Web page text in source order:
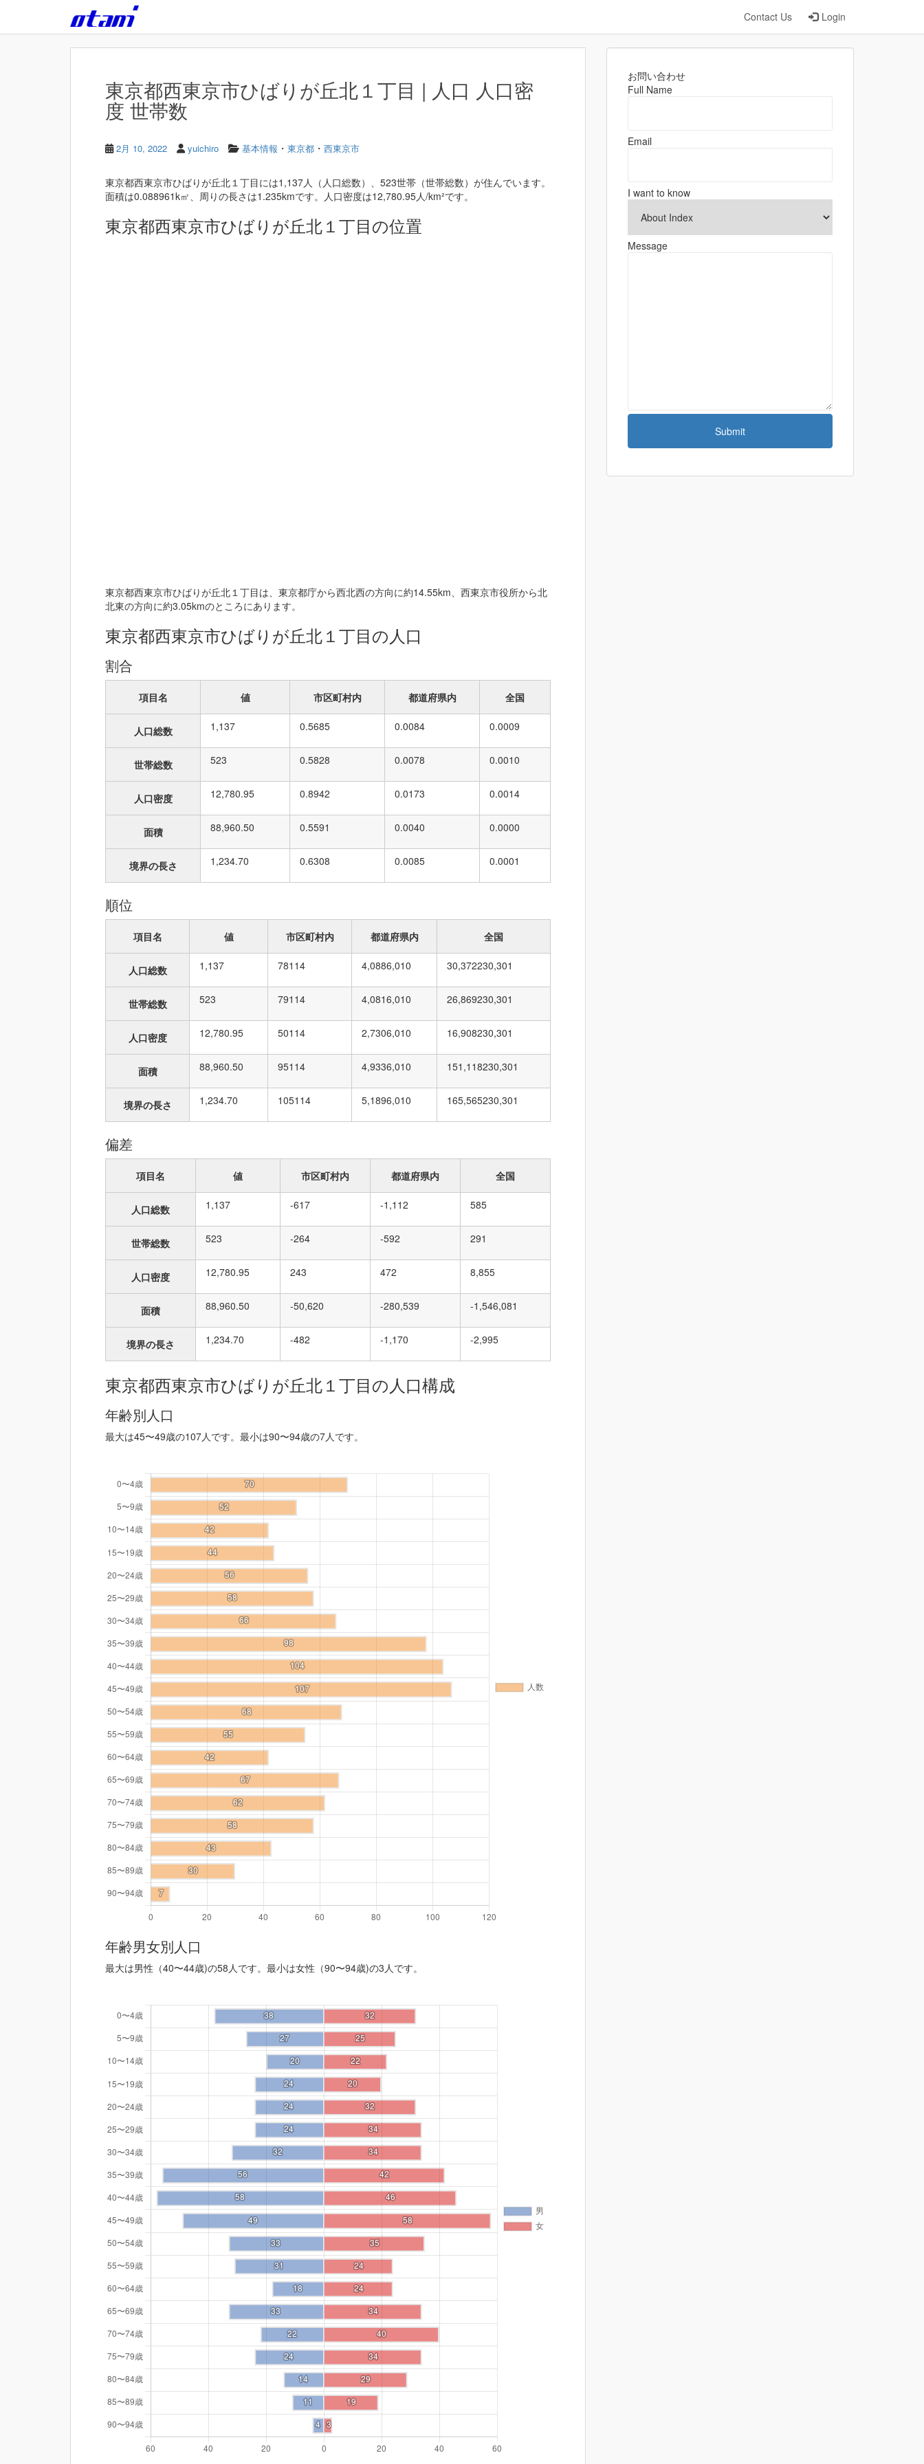
Contact Us Login
東京都西東京市ひばりが丘北１丁目 | 人口 人口密
度 世帯数
2月 10, 2022 yuichiro 基本情報 ・ 東京都 ・ 西東京市
東京都西東京市ひばりが丘北１丁目には1,137人（人口総数）、523世帯（世帯総数）が住んでいます。
面積は0.088961k㎡、周りの長さは1.235kmです。人口密度は12,780.95人/km²です。
東京都西東京市ひばりが丘北１丁目の位置
東京都西東京市ひばりが丘北１丁目は、東京都庁から西北西の方向に約14.55km、西東京市役所から北
北東の方向に約3.05kmのところにあります。
東京都西東京市ひばりが丘北１丁目の人口
割合
項目名 値 市区町村内 都道府県内 全国
人口総数 1,137 0.5685 0.0084 0.0009
世帯総数 523 0.5828 0.0078 0.0010
人口密度 12,780.95 0.8942 0.0173 0.0014
面積 88,960.50 0.5591 0.0040 0.0000
境界の長さ 1,234.70 0.6308 0.0085 0.0001
順位
項目名 値 市区町村内 都道府県内 全国
人口総数 1,137 78114 4,0886,010 30,372230,301
世帯総数 523 79114 4,0816,010 26,869230,301
人口密度 12,780.95 50114 2,7306,010 16,908230,301
面積 88,960.50 95114 4,9336,010 151,118230,301
境界の長さ 1,234.70 105114 5,1896,010 165,565230,301
偏差
項目名 値 市区町村内 都道府県内 全国
人口総数 1,137 -617 -1,112 585
世帯総数 523 -264 -592 291
人口密度 12,780.95 243 472 8,855
面積 88,960.50 -50,620 -280,539 -1,546,081
境界の長さ 1,234.70 -482 -1,170 -2,995
東京都西東京市ひばりが丘北１丁目の人口構成
年齢別人口
最大は45〜49歳の107人です。最小は90〜94歳の7人です。
年齢男女別人口
最大は男性（40〜44歳)の58人です。最小は女性（90〜94歳)の3人です。
お問い合わせ
Full Name
Email
I want to know
Message